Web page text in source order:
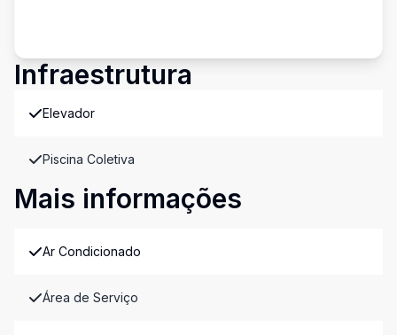
Infraestrutura
Elevador
Piscina Coletiva
Mais informações
Ar Condicionado
Área de Serviço